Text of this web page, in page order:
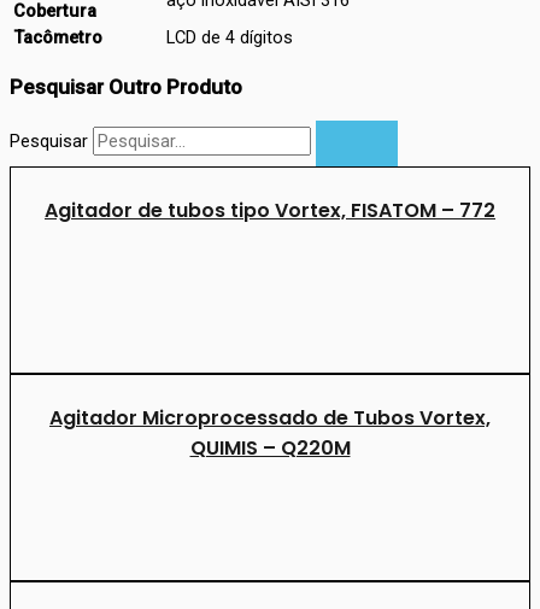
Cobertura
Tacômetro
LCD de 4 dígitos
Pesquisar Outro Produto
Pesquisar
Agitador de tubos tipo Vortex, FISATOM – 772
Agitador Microprocessado de Tubos Vortex,
QUIMIS – Q220M